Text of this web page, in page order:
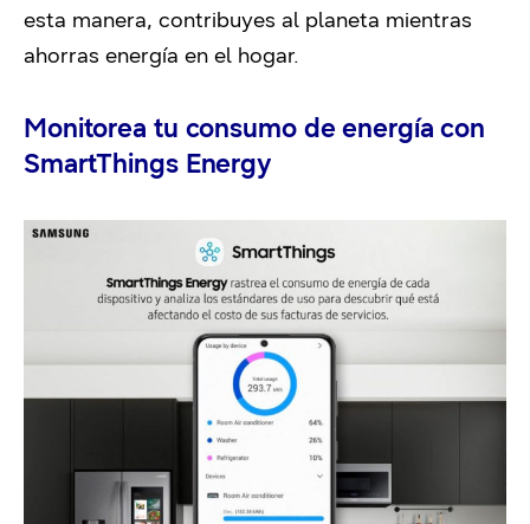
esta manera, contribuyes al planeta mientras
ahorras energía en el hogar.
Monitorea tu consumo de energía con
SmartThings Energy